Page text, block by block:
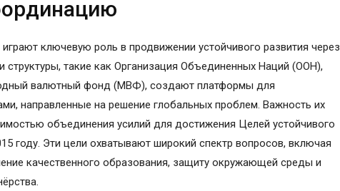
ключевую роль в продвижении устойчивого развития через
такие как Организация Объединенных Наций (ООН),
валютный фонд (МВФ), создают платформы для
направленные на решение глобальных проблем. Важность их
объединения усилий для достижения Целей устойчивого
году. Эти цели охватывают широкий спектр вопросов, включая
качественного образования, защиту окружающей среды и